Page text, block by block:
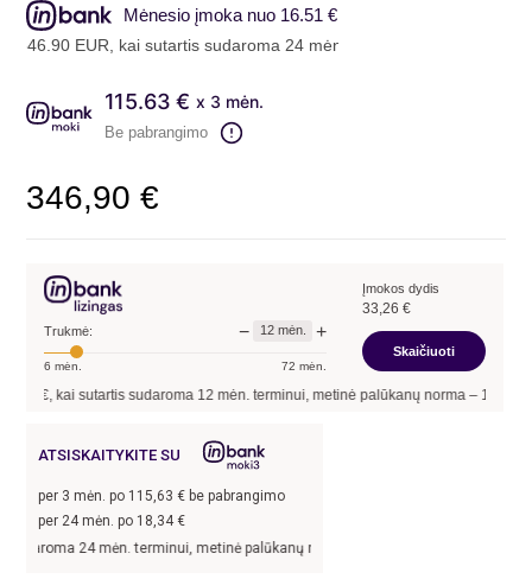
Mėnesio įmoka nuo 16.51 €
kai sutartis sudaroma 24 mėn. terminui, metinė palūkanų
115.63 € x 3 mėn.
Be pabrangimo
346,90€
Trukmė: − 12mėn. +
6 mėn. 72 mėn.
Įmokos dydis
33,26 €
Skaičiuoti
kai sutartis sudaroma12mėn. terminui, metinė palūkanų norma –13,90 %,
ATSISKAITYKITE SU
per 3 mėn. po 115,63 € be pabrangimo
per 24 mėn. po 18,34€
24 mėn. terminui, metinė palūkanų norma –